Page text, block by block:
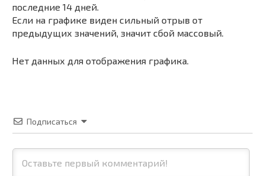
последние 14 дней.
Если на графике виден сильный отрыв от
предыдущих значений, значит сбой массовый.
Нет данных для отображения графика.
Подписаться